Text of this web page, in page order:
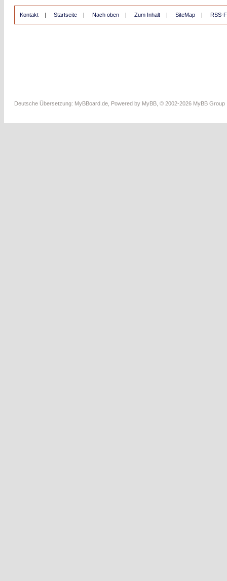
Kontakt | Startseite | Nach oben | Zum Inhalt | SiteMap | RSS-
Deutsche Übersetzung: MyBBoard.de , Powered by MyBB , © 2002-2026 MyBB Group